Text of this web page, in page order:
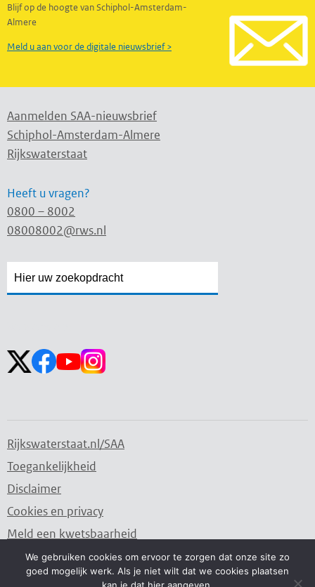
Blijf op de hoogte van Schiphol-Amsterdam-
Almere
Meld u aan voor de digitale nieuwsbrief >
Aanmelden SAA-nieuwsbrief
Schiphol-Amsterdam-Almere
Rijkswaterstaat
Heeft u vragen?
0800 – 8002
08008002@rws.nl
Rijkswaterstaat.nl/SAA
Toegankelijkheid
Disclaimer
Cookies en privacy
Meld een kwetsbaarheid
Water. Wegen. Werken. Rijkswaterstaat.
We gebruiken cookies om ervoor te zorgen dat onze site zo
goed mogelijk werk. Als je niet wilt dat we cookies plaatsen